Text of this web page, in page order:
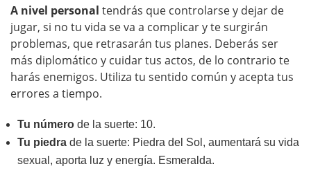
A nivel personal tendrás que controlarse y dejar de
jugar, si no tu vida se va a complicar y te surgirán
problemas, que retrasarán tus planes. Deberás ser
más diplomático y cuidar tus actos, de lo contrario te
harás enemigos. Utiliza tu sentido común y acepta tus
errores a tiempo.
Tu número de la suerte: 10.
Tu piedra de la suerte: Piedra del Sol, aumentará su vida
sexual, aporta luz y energía. Esmeralda.